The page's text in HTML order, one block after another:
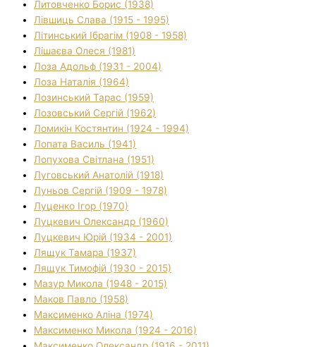
Литовченко Борис (1938)
Лівшиць Слава (1915 - 1995)
Літинський Ібрагім (1908 - 1958)
Лішаєва Олеся (1981)
Лоза Адольф (1931 - 2004)
Лоза Наталія (1964)
Лозинський Тарас (1959)
Лозовський Сергій (1962)
Ломикін Костянтин (1924 - 1994)
Лопата Василь (1941)
Лопухова Світлана (1951)
Луговський Анатолій (1918)
Луньов Сергій (1909 - 1978)
Луценко Ігор (1970)
Луцкевич Олександр (1960)
Луцкевич Юрій (1934 - 2001)
Лящук Тамара (1937)
Лящук Тимофій (1930 - 2015)
Мазур Микола (1948 - 2015)
Маков Павло (1958)
Максименко Аліна (1974)
Максименко Микола (1924 - 2016)